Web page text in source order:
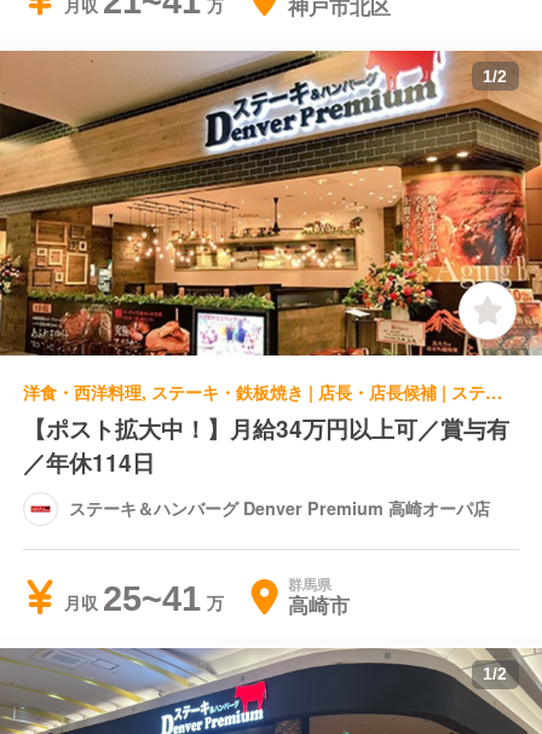
神戸市北区
1/2
洋食・西洋料理, ステーキ・鉄板焼き | 店長・店長候補 | ステーキ＆ハンバーグ Denver Premium 高崎オーパ店
【ポスト拡大中！】月給34万円以上可／賞与有
／年休114日
ステーキ＆ハンバーグ Denver Premium 高崎オーパ店
月収 25~41 群馬県
高崎市
1/2